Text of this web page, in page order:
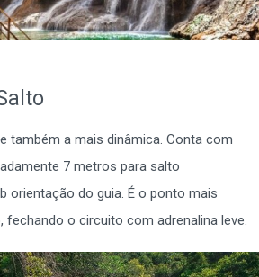
também a mais dinâmica. Conta com
7 metros para salto
orientação do guia. É o ponto mais
fechando o circuito com adrenalina leve.